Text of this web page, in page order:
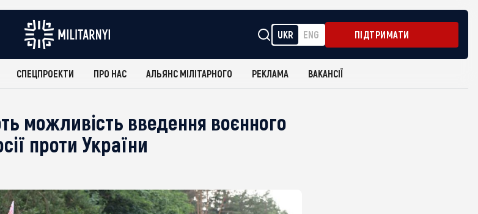
UKR ENG ПІДТРИМАТИ
СПЕЦПРОЕКТИ ПРО НАС АЛЬЯНС МІЛІТАРНОГО РЕКЛАМА ВАКАНСІЇ
можливість введення воєнного
проти України